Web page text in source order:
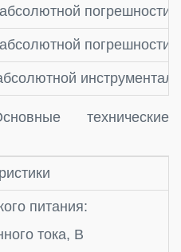
погрешности
погрешности
технические
питания:
тока, В